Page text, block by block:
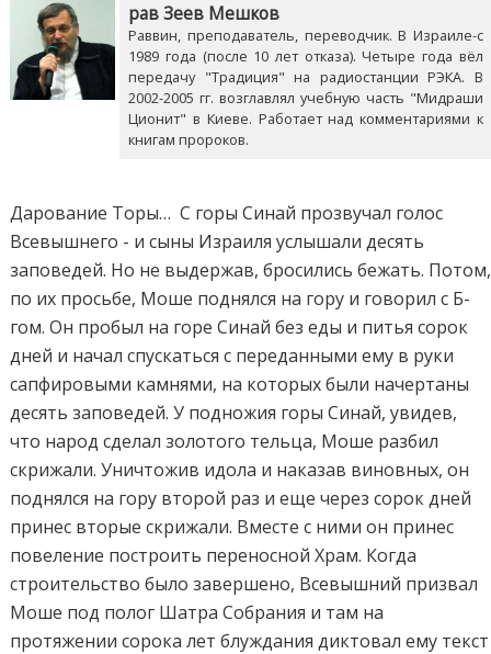
рав Зеев Мешков
Раввин, преподаватель, переводчик. В Израиле-с
1989 года (после 10 лет отказа). Четыре года вёл
передачу "Традиция" на радиостанции РЭКА. В
2002-2005 гг. возглавлял учебную часть "Мидраши
Ционит" в Киеве. Работает над комментариями к
книгам пророков.
Дарование Торы… С горы Синай прозвучал голос
Всевышнего - и сыны Израиля услышали десять
заповедей. Но не выдержав, бросились бежать. Потом,
по их просьбе, Моше поднялся на гору и говорил с Б-
гом. Он пробыл на горе Синай без еды и питья сорок
дней и начал спускаться с переданными ему в руки
сапфировыми камнями, на которых были начертаны
десять заповедей. У подножия горы Синай, увидев,
что народ сделал золотого тельца, Моше разбил
скрижали. Уничтожив идола и наказав виновных, он
поднялся на гору второй раз и еще через сорок дней
принес вторые скрижали. Вместе с ними он принес
повеление построить переносной Храм. Когда
строительство было завершено, Всевышний призвал
Моше под полог Шатра Собрания и там на
протяжении сорока лет блуждания диктовал ему текст